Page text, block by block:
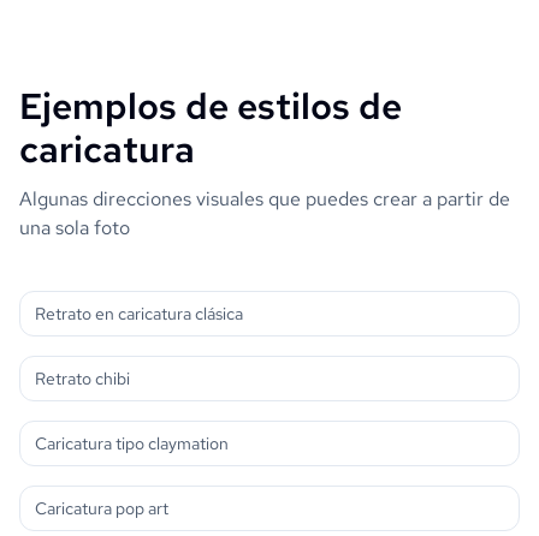
Ejemplos de estilos de
caricatura
Algunas direcciones visuales que puedes crear a partir de
una sola foto
Retrato en caricatura clásica
Retrato chibi
Caricatura tipo claymation
Caricatura pop art